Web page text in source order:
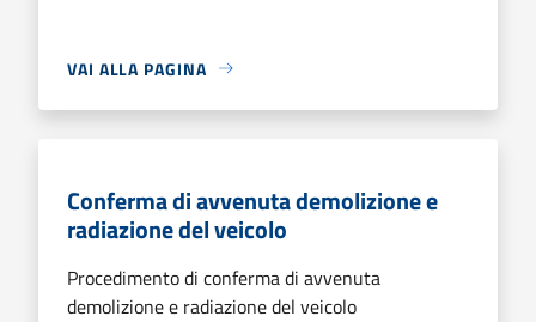
VAI ALLA PAGINA
Conferma di avvenuta demolizione e
radiazione del veicolo
Procedimento di conferma di avvenuta
demolizione e radiazione del veicolo